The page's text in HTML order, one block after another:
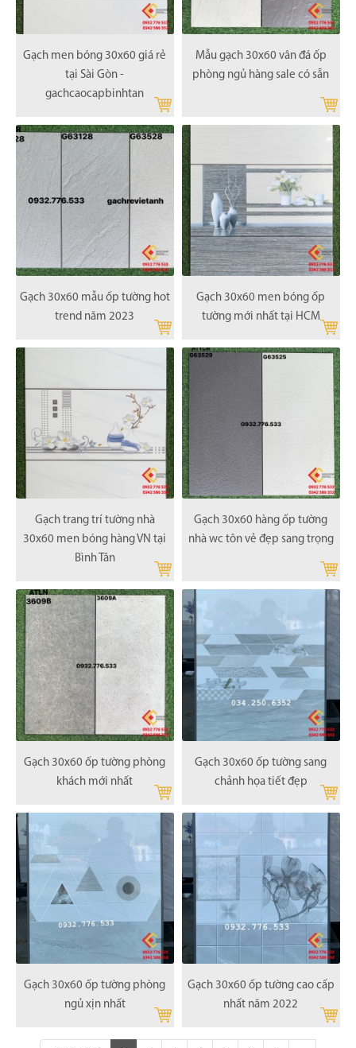
Gạch men bóng 30x60 giá rẻ
tại Sài Gòn -
gachcaocapbinhtan
Mẫu gạch 30x60 vân đá ốp
phòng ngủ hàng sale có sẵn
Gạch 30x60 mẫu ốp tường hot
trend năm 2023
Gạch 30x60 men bóng ốp
tường mới nhất tại HCM
Gạch trang trí tường nhà
30x60 men bóng hàng VN tại
Bình Tân
Gạch 30x60 hàng ốp tường
nhà wc tôn vẻ đẹp sang trọng
Gạch 30x60 ốp tường phòng
khách mới nhất
Gạch 30x60 ốp tường sang
chảnh họa tiết đẹp
Gạch 30x60 ốp tường phòng
ngủ xịn nhất
Gạch 30x60 ốp tường cao cấp
nhất năm 2022